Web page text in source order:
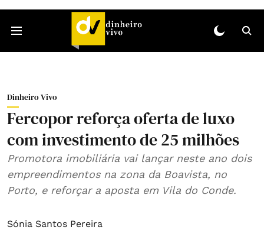
Dinheiro Vivo
Fercopor reforça oferta de luxo
com investimento de 25 milhões
Promotora imobiliária vai lançar neste ano dois
empreendimentos na zona da Boavista, no
Porto, e reforçar a aposta em Vila do Conde.
Sónia Santos Pereira